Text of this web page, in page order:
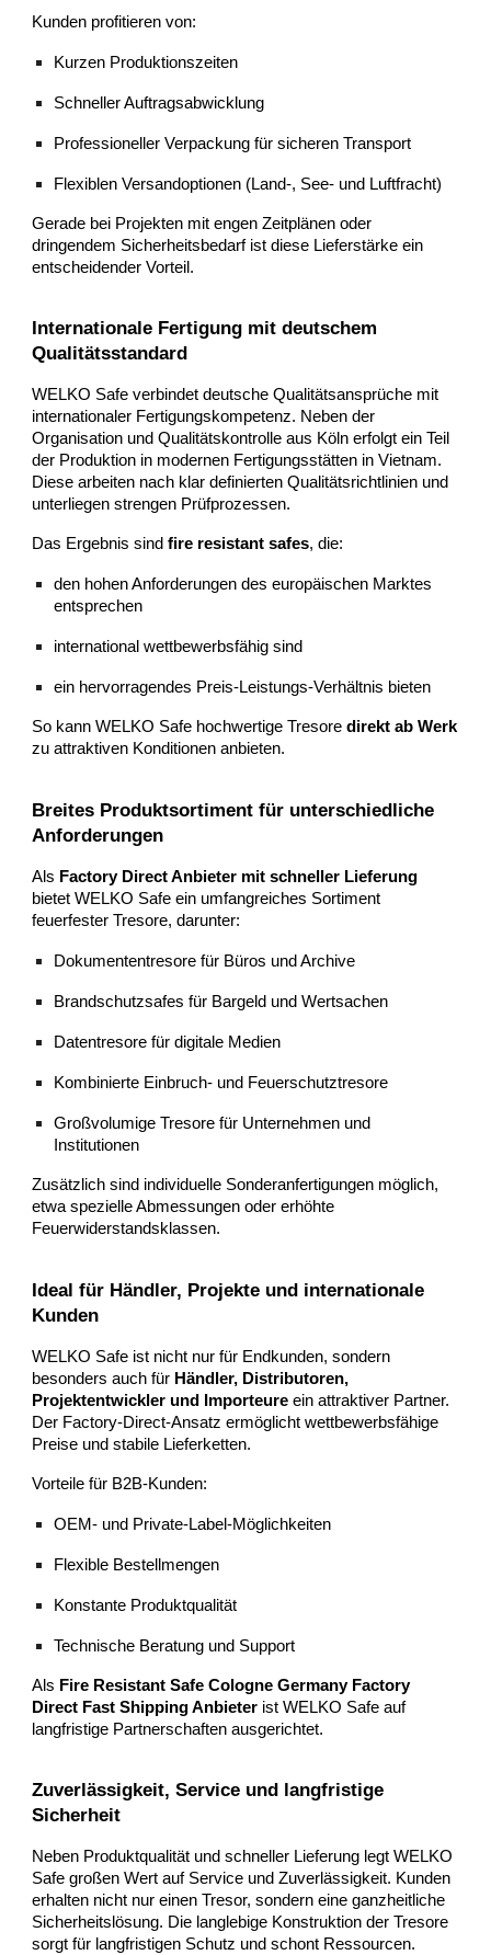
Kunden profitieren von:
Kurzen Produktionszeiten
Schneller Auftragsabwicklung
Professioneller Verpackung für sicheren Transport
Flexiblen Versandoptionen (Land-, See- und Luftfracht)
Gerade bei Projekten mit engen Zeitplänen oder
dringendem Sicherheitsbedarf ist diese Lieferstärke ein
entscheidender Vorteil.
Internationale Fertigung mit deutschem
Qualitätsstandard
WELKO Safe verbindet deutsche Qualitätsansprüche mit
internationaler Fertigungskompetenz. Neben der
Organisation und Qualitätskontrolle aus Köln erfolgt ein Teil
der Produktion in modernen Fertigungsstätten in Vietnam.
Diese arbeiten nach klar definierten Qualitätsrichtlinien und
unterliegen strengen Prüfprozessen.
Das Ergebnis sindfire resistant safes, die:
den hohen Anforderungen des europäischen Marktes
entsprechen
international wettbewerbsfähig sind
ein hervorragendes Preis-Leistungs-Verhältnis bieten
So kann WELKO Safe hochwertige Tresoredirekt ab Werk
zu attraktiven Konditionen anbieten.
Breites Produktsortiment für unterschiedliche
Anforderungen
Als Factory Direct Anbieter mit schneller Lieferung
bietet WELKO Safe ein umfangreiches Sortiment
feuerfester Tresore, darunter:
Dokumententresore für Büros und Archive
Brandschutzsafes für Bargeld und Wertsachen
Datentresore für digitale Medien
Kombinierte Einbruch- und Feuerschutztresore
Großvolumige Tresore für Unternehmen und
Institutionen
Zusätzlich sind individuelle Sonderanfertigungen möglich,
etwa spezielle Abmessungen oder erhöhte
Feuerwiderstandsklassen.
Ideal für Händler, Projekte und internationale
Kunden
WELKO Safe ist nicht nur für Endkunden, sondern
besonders auch für Händler, Distributoren,
Projektentwickler und Importeure ein attraktiver Partner.
Der Factory-Direct-Ansatz ermöglicht wettbewerbsfähige
Preise und stabile Lieferketten.
Vorteile für B2B-Kunden:
OEM- und Private-Label-Möglichkeiten
Flexible Bestellmengen
Konstante Produktqualität
Technische Beratung und Support
Als Fire Resistant Safe Cologne Germany Factory
Direct Fast Shipping Anbieter ist WELKO Safe auf
langfristige Partnerschaften ausgerichtet.
Zuverlässigkeit, Service und langfristige
Sicherheit
Neben Produktqualität und schneller Lieferung legt WELKO
Safe großen Wert auf Service und Zuverlässigkeit. Kunden
erhalten nicht nur einen Tresor, sondern eine ganzheitliche
Sicherheitslösung. Die langlebige Konstruktion der Tresore
sorgt für langfristigen Schutz und schont Ressourcen.